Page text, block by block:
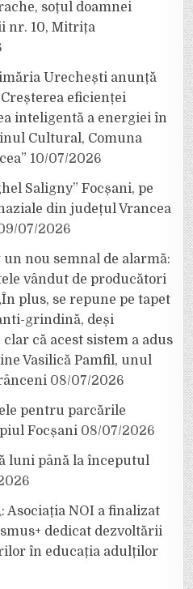
soțul doamnei
nr. 10, Mitrița
Urechești anunță
eficienței
inteligentă a energiei în
Cultural, Comuna
10/07/2026
Saligny” Focșani, pe
din județul Vrancea
07/2026
nou semnal de alarmă:
vândut de producători
plus, se repune pe tapet
grindină, deși
că acest sistem a adus
Vasilică Pamfil, unul
08/07/2026
pentru parcările
Focșani 08/07/2026
luni până la începutul
Asociația NOI a finalizat
dedicat dezvoltării
în educația adulților